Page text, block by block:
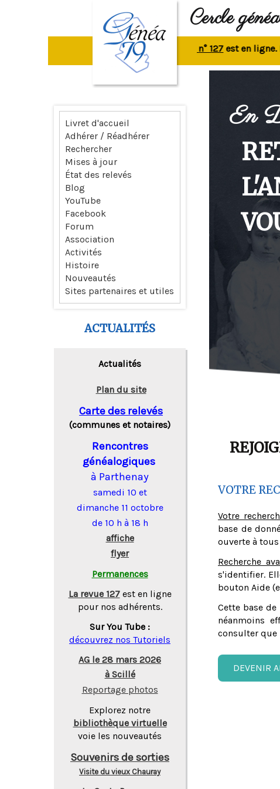
Cercle
La revue n° 127est en ligne.
En
VOTRE
Votre
base de
ouverte à
Recherche
s'identifier.
bouton Aide
Cette base
néanmoins
consulter que
DEVENIR
Livret d'accueil
Adhérer / Réadhérer
Rechercher
Mises à jour
État des relevés
Blog
YouTube
Facebook
Forum
Association
Activités
Histoire
Nouveautés
Sites partenaires et utiles
ACTUALITÉS
Actualités
Plan du site
Carte des relevés
(communes et notaires)
Rencontres
généalogiques
à Parthenay
samedi 10 et
dimanche 11 octobre
de 10 h à 18 h
affiche
flyer
Permanences
La revue 127 est en ligne
pour nos adhérents.
Sur You Tube :
découvrez nos Tutoriels
AG le 28 mars 2026
à Scillé
Reportage photos
Explorez notre
bibliothèque virtuelle
voie les nouveautés
Souvenirs de sorties
Visite du vieux Chauray